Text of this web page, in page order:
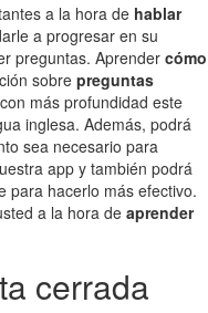
a la hora de hablar
a progresar en su
preguntas. Aprender cómo
sobre preguntas
más profundidad este
inglesa. Además, podrá
sea necesario para
app y también podrá
para hacerlo más efectivo.
a la hora de aprender
cerrada